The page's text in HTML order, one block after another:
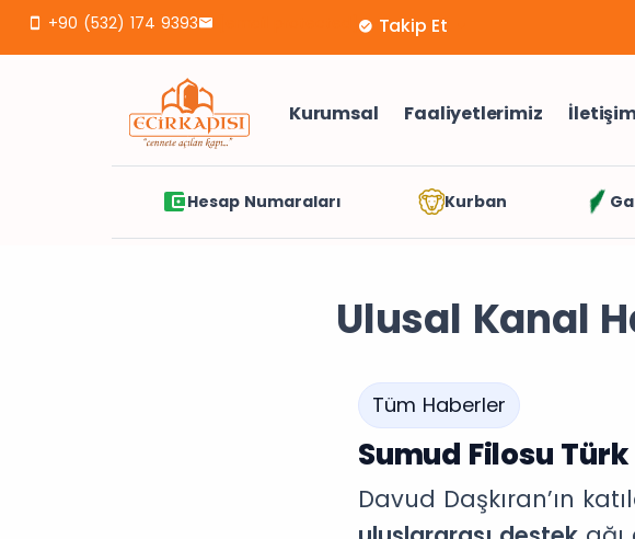
+90 (532) 174 9393 Takip Et
Kurumsal Faaliyetlerimiz
Hesap Numaraları Kurban
Ulusal Kanal
Tüm Haberler
Sumud Filosu
Davud Daşkıran’ın